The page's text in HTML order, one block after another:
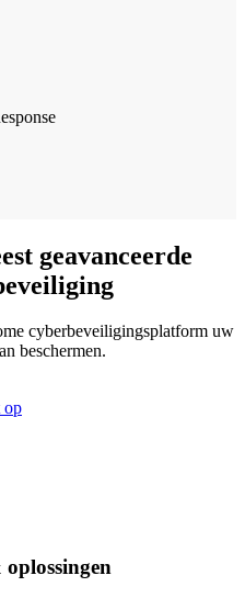
geavanceerde
cyberbeveiligingsplatform uw
beschermen.
op